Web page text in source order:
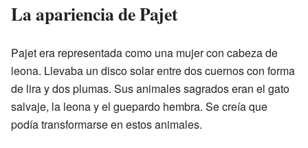
La apariencia de Pajet
Pajet era representada como una mujer con cabeza de
leona. Llevaba un disco solar entre dos cuernos con forma
de lira y dos plumas. Sus animales sagrados eran el gato
salvaje, la leona y el guepardo hembra. Se creía que
podía transformarse en estos animales.